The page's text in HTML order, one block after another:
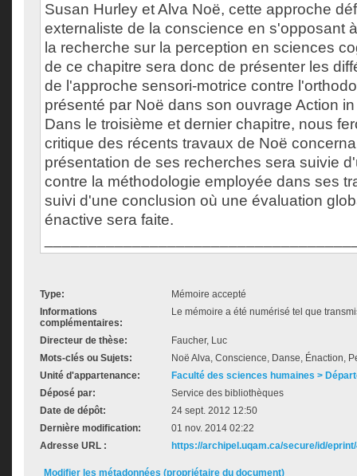
Susan Hurley et Alva Noë, cette approche
externaliste de la conscience en s'opposant
la recherche sur la perception en sciences
de ce chapitre sera donc de présenter les
de l'approche sensori-motrice contre
présenté par Noë dans son ouvrage Action
Dans le troisième et dernier chapitre, nous
critique des récents travaux de Noë
présentation de ses recherches sera suivie
contre la méthodologie employée dans ses
suivi d'une conclusion où une évaluation
énactive sera faite.
Type:
Mémoire accepté
Informations
complémentaires:
Le mémoire a été numérisé tel que
Directeur de thèse:
Faucher, Luc
Mots-clés ou Sujets:
Noë Alva, Conscience, Danse, Énaction,
Unité d'appartenance:
Faculté des sciences humaines >
Déposé par:
Service des bibliothèques
Date de dépôt:
24 sept. 2012 12:50
Dernière modification:
01 nov. 2014 02:22
Adresse URL :
https://archipel.uqam.ca/secure/id/
Modifier les métadonnées (propriétaire du document)